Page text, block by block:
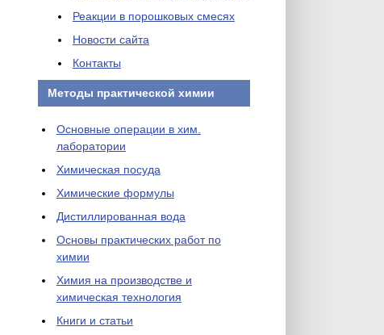
Реакции в порошковых смесях
Новости сайта
Контакты
Методы практической химии
Основные операции в хим.
лаборатории
Химическая посуда
Химические формулы
Дистиллированная вода
Основы практических работ по
химии
Химия на производстве и
химическая технология
Книги и статьи